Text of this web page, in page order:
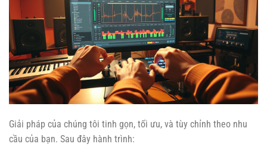
Giải pháp của chúng tôi tinh gọn, tối ưu, và tùy chỉnh theo nhu
cầu của bạn. Sau đây hành trình: